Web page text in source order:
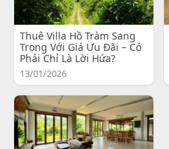
Thuê Villa Hồ Tràm Sang
Trọng Với Giá Ưu Đãi – Có
Phải Chỉ Là Lời Hứa?
13/01/2026